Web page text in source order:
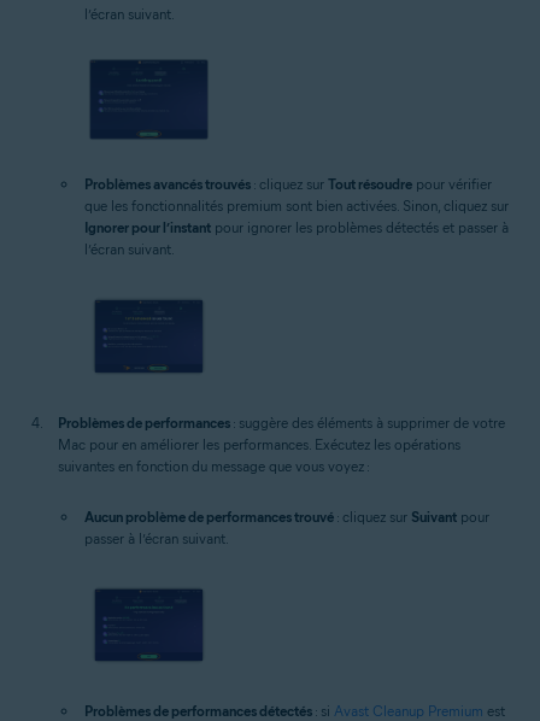
l’écran suivant.
Problèmes avancés trouvés : cliquez sur Tout résoudre pour vérifier
que les fonctionnalités premium sont bien activées. Sinon, cliquez sur
Ignorer pour l’instant pour ignorer les problèmes détectés et passer à
l’écran suivant.
Problèmes de performances : suggère des éléments à supprimer de votre
Mac pour en améliorer les performances. Exécutez les opérations
suivantes en fonction du message que vous voyez :
Aucun problème de performances trouvé : cliquez sur Suivant pour
passer à l’écran suivant.
Problèmes de performances détectés : si Avast Cleanup Premium est